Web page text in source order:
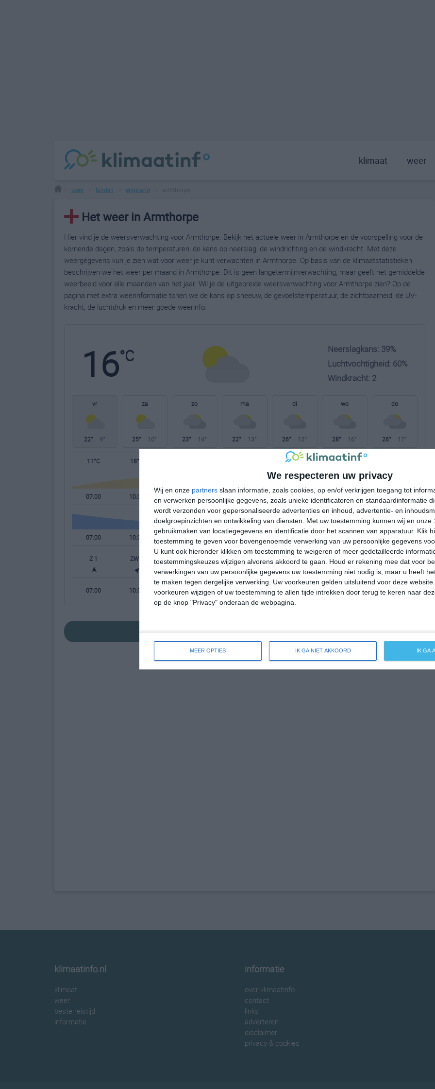
We respecteren uw privacy
Wij en onze partners slaan informatie, zoals cookies, op en/of verkrijgen toegang tot
en verwerken persoonlijke gegevens, zoals unieke identificatoren en standaardinformatie
wordt verzonden voor gepersonaliseerde advertenties en inhoud, advertentie- en
doelgroepinzichten en ontwikkeling van diensten.
Met uw toestemming kunnen wij en onze
gebruikmaken van locatiegegevens en identificatie door het scannen van apparatuur. Klik
toestemming te geven voor bovengenoemde verwerking van uw persoonlijke gegevens
U kunt ook hieronder klikken om toestemming te weigeren of meer gedetailleerde
toestemmingskeuzes wijzigen alvorens akkoord te gaan.
Houd er rekening mee dat voor
verwerkingen van uw persoonlijke gegevens uw toestemming niet nodig is, maar u heeft
te maken tegen dergelijke verwerking. Uw voorkeuren gelden uitsluitend voor deze
voorkeuren wijzigen of uw toestemming te allen tijde intrekken door terug te keren naar
op de knop "Privacy" onderaan de webpagina.
MEER OPTIES IK GA NIET AKKOORD IK GA
klimaat weer
weer landen engeland
Het weer in Armthorpe
Hier vind je de weersverwachting voor Armthorpe. Bekijk het actuele weer in Armthorpe en de voorspelling voor de
komende dagen, zoals de temperaturen, de kans op neerslag, de windrichting en de windkracht. Met deze
weergegevens kun je zien wat voor weer je kunt verwachten in Armthorpe. Op basis van de klimaatstatistieken
beschrijven we het weer per maand in Armthorpe. Dit is geen langetermijnverwachting, maar geeft het gemiddelde
weerbeeld voor alle maanden van het jaar. Wil je de uitgebreide weersverwachting voor Armthorpe zien? Op de
pagina met extra weerinformatie tonen we de kans op sneeuw, de gevoelstemperatuur, de zichtbaarheid, de UV-
kracht, de luchtdruk en meer goede weerinfo.
16°C
Neerslagkans: 39%
Luchtvochtigheid: 60%
Windkracht: 2
vr
22° 9°
za
25° 10°
zo
23° 14°
ma
22° 13°
di
26° 12°
wo
28° 16°
do
26° 17°
11°C 18°C 16°C 13°C
07:00 10:00 13:00 16:00 22:00 04:00
07:00 10:00 13:00 22:00 04:00
Z 1 ZW 2 W 3 NW 1 ZZW 1
07:00 10:00 13:00 16:00 19:00 22:00 01:00 04:00
bekijk de uitgebreide weersverwachting voor Armthorpe
klimaatinfo.nl
klimaat
weer
beste reistijd
informatie
informatie
over klimaatinfo
contact
links
adverteren
disclaimer
privacy & cookies